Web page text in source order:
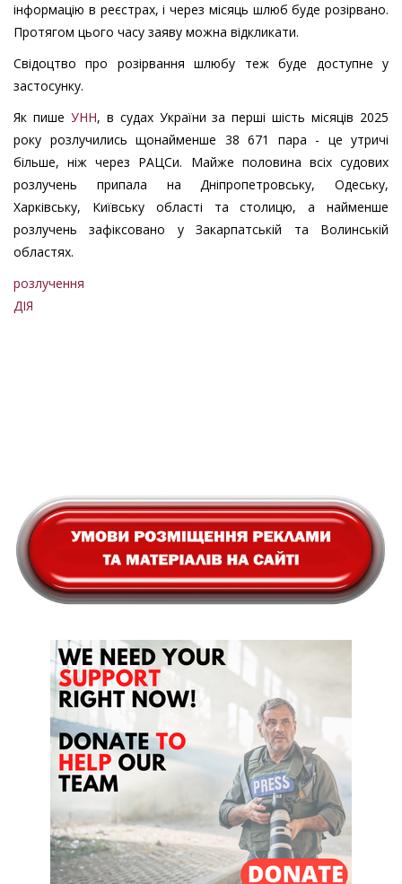
інформацію в реєстрах, і через місяць шлюб буде розірвано.
Протягом цього часу заяву можна відкликати.
Свідоцтво про розірвання шлюбу теж буде доступне у
застосунку.
Як пише УНН, в судах України за перші шість місяців 2025
року розлучились щонайменше 38 671 пара - це утричі
більше, ніж через РАЦСи. Майже половина всіх судових
розлучень припала на Дніпропетровську, Одеську,
Харківську, Київську області та столицю, а найменше
розлучень зафіксовано у Закарпатській та Волинській
областях.
розлучення
ДІЯ